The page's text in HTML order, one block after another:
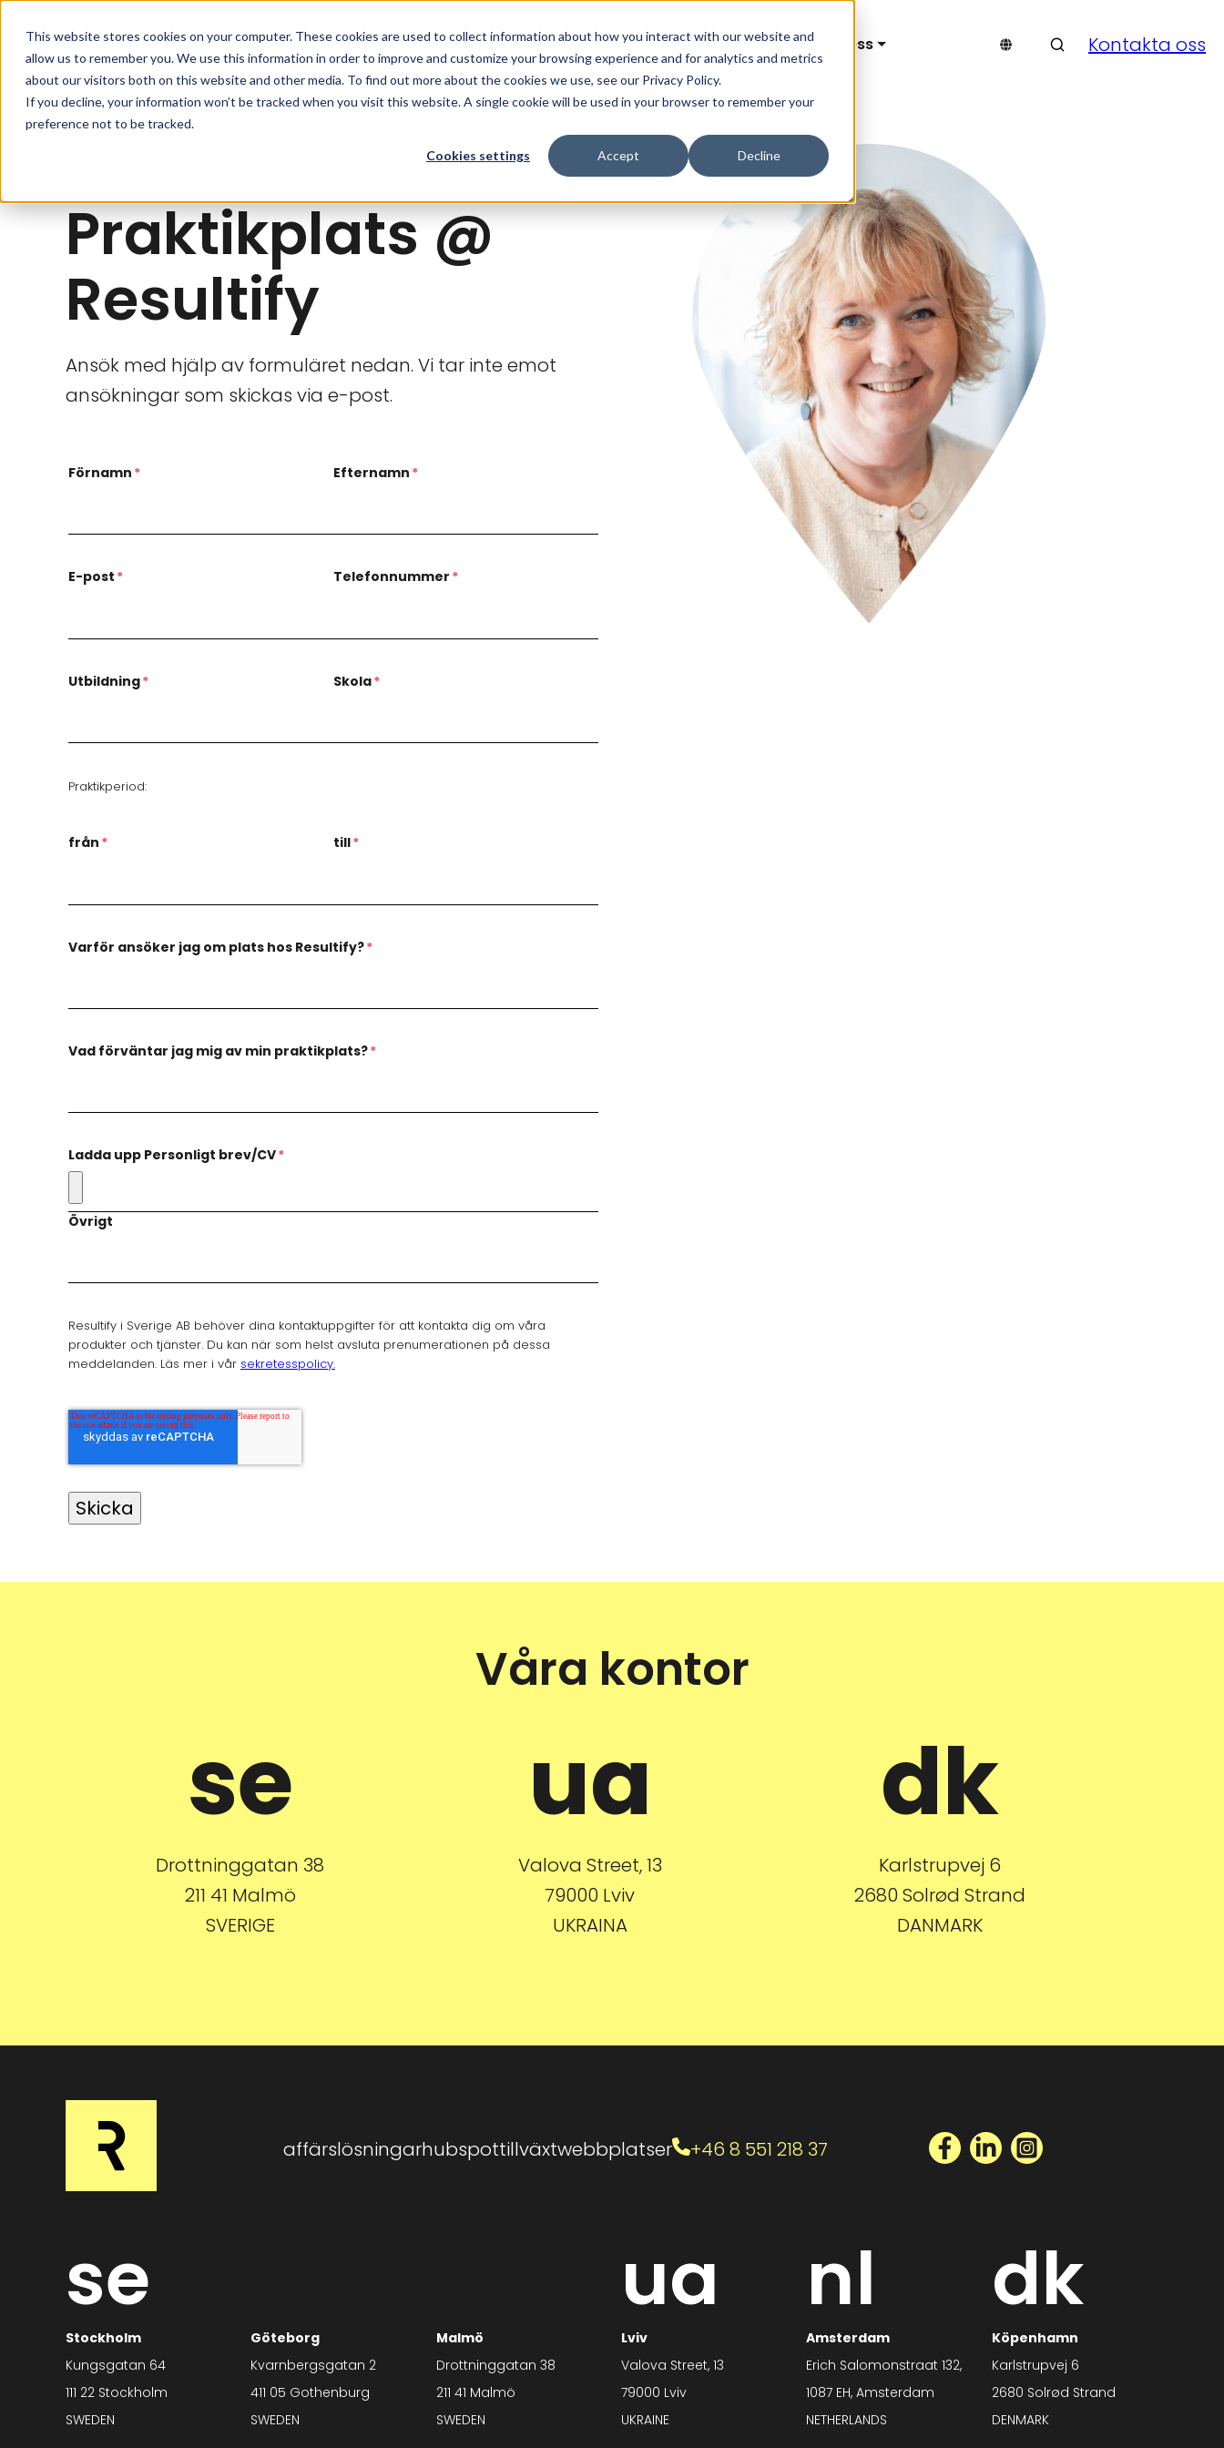
This website stores cookies on your computer. These cookies are used to collect information about how you interact with our website and
allow us to remember you. We use this information in order to improve and customize your browsing experience and for analytics and metrics
about our visitors both on this website and other media. To find out more about the cookies we use, see our Privacy Policy.
If you decline, your information won’t be tracked when you visit this website. A single cookie will be used in your browser to remember your
preference not to be tracked.
Cookies settings Accept Decline
HubSpot Affärslösningar Kundcase Insikter & Resurser Om Oss Sök & finn
Kontakta oss
Praktikplats @
Resultify
Ansök med hjälp av formuläret nedan. Vi tar inte emot
ansökningar som skickas via e-post.
Förnamn * Efternamn *
E-post * Telefonnummer *
Utbildning* Skola*
Praktikperiod:
från * till*
Varför ansöker jag om plats hos Resultify?*
Vad förväntar jag mig av min praktikplats?*
Ladda upp Personligt brev/CV*
Övrigt
Resultify i Sverige AB behöver dina kontaktuppgifter för att kontakta dig om våra
produkter och tjänster. Du kan när som helst avsluta prenumerationen på dessa
meddelanden. Läs mer i vår sekretesspolicy.
Våra kontor
se
Drottninggatan 38
211 41 Malmö
SVERIGE
ua
Valova Street, 13
79000 Lviv
UKRAINA
dk
Karlstrupvej 6
2680 Solrød Strand
DANMARK
affärslösningarhubspottillväxtwebbplatser +46 8 551 218 37 Facebook
LinkedInInstagram
se
Stockholm
Kungsgatan 64
111 22 Stockholm
SWEDEN
Göteborg
Kvarnbergsgatan 2
411 05 Gothenburg
SWEDEN
Malmö
Drottninggatan 38
211 41 Malmö
SWEDEN
ua
Lviv
Valova Street, 13
79000 Lviv
UKRAINE
nl
Amsterdam
Erich Salomonstraat 132,
1087 EH, Amsterdam
NETHERLANDS
dk
Köpenhamn
Karlstrupvej 6
2680 Solrød Strand
DENMARK